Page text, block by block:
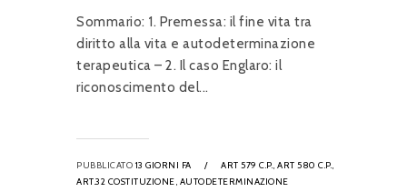
Sommario: 1. Premessa: il fine vita tra
diritto alla vita e autodeterminazione
terapeutica – 2. Il caso Englaro: il
riconoscimento del...
PUBBLICATO 13 GIORNI FA / ART 579 C.P., ART 580 C.P.,
ART.32 COSTITUZIONE, AUTODETERMINAZIONE